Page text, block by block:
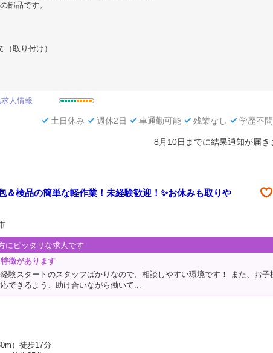
部品です。
取り付け）
人情報
土日休み 週休2日 車通勤可能 残業なし 学歴不問
8月10日までに結果通知が届き
＆検品の簡単な軽作業！未経験歓迎！✨お休みも取りや
にピッタリな求人です
徴があります
験スタートのスタッフばかりなので、相談しやすい環境です！ また、お子
できるよう、助け合いながら働いて...
）徒歩17分